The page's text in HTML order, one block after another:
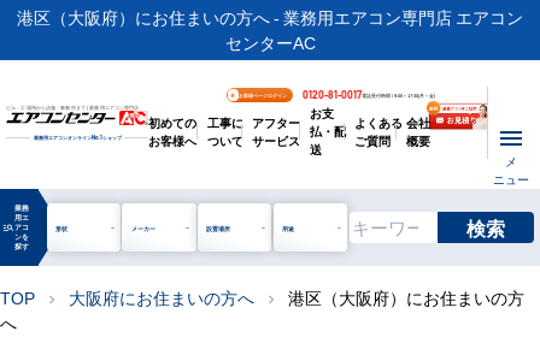
港区（大阪府）にお住まいの方へ - 業務用エアコン専門店 エアコン
センターAC
ビル・工場用から店舗・事務所まで | 業務用エアコン専門店
業務用エアコンオンラインNo.1ショップ
お客様ページログイン 0120-81-0017電話受付時間 / 9:00～17:30(月～金)
初めての
お客様へ
工事に
ついて
アフター
サービス
お支
払・配
送
よくある
ご質問
会社
概要
メ
ニュー
manage_search
業務
用エ
アコ
ンを
探す
形状 メーカー 設置場所 用途 検索
TOP chevron_right 大阪府にお住まいの方へ chevron_right
港区（大阪府）にお住まいの方
へ